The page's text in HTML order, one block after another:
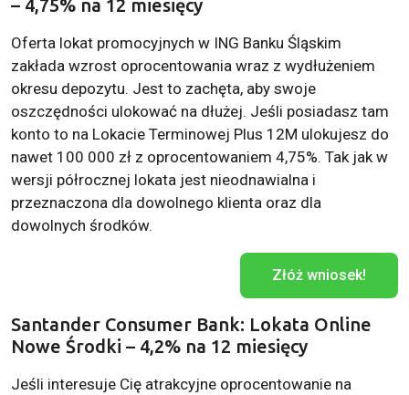
– 4,75% na 12 miesięcy
Oferta lokat promocyjnych w ING Banku Śląskim
zakłada wzrost oprocentowania wraz z wydłużeniem
okresu depozytu. Jest to zachęta, aby swoje
oszczędności ulokować na dłużej. Jeśli posiadasz tam
konto to na Lokacie Terminowej Plus 12M ulokujesz do
nawet 100 000 zł z oprocentowaniem 4,75%. Tak jak w
wersji półrocznej lokata jest nieodnawialna i
przeznaczona dla dowolnego klienta oraz dla
dowolnych środków.
Złóż wniosek!
Santander Consumer Bank: Lokata Online
Nowe Środki – 4,2% na 12 miesięcy
Jeśli interesuje Cię atrakcyjne oprocentowanie na